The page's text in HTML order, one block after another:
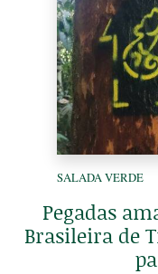
SALADA VERDE
Pegadas
Brasileira de